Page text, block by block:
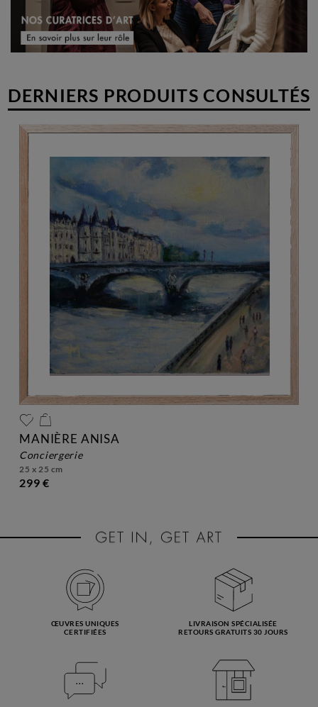
DERNIERS PRODUITS CONSULTÉS
MANIÈRE ANISA
conciergerie
25 x 25 cm
299 €
ŒUVRES UNIQUES
CERTIFIÉES
LIVRAISON SPÉCIALISÉE
RETOURS GRATUITS 30 JOURS